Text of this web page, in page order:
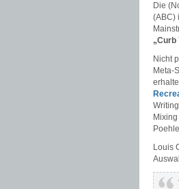
Die
(ABC)
„Curb
Nicht
Meta-
Louis